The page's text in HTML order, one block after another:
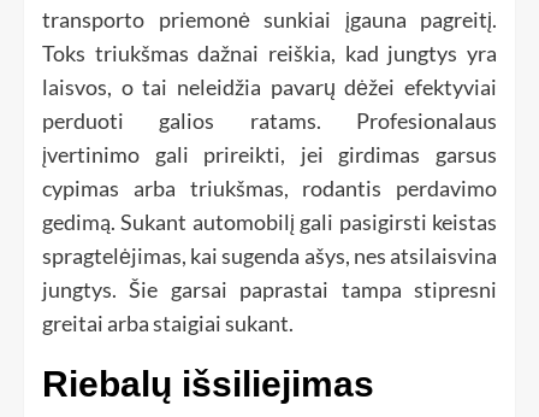
transporto priemonė sunkiai įgauna pagreitį.
Toks triukšmas dažnai reiškia, kad jungtys yra
laisvos, o tai neleidžia pavarų dėžei efektyviai
perduoti galios ratams. Profesionalaus
įvertinimo gali prireikti, jei girdimas garsus
cypimas arba triukšmas, rodantis perdavimo
gedimą. Sukant automobilį gali pasigirsti keistas
spragtelėjimas, kai sugenda ašys, nes atsilaisvina
jungtys. Šie garsai paprastai tampa stipresni
greitai arba staigiai sukant.
Riebalų išsiliejimas